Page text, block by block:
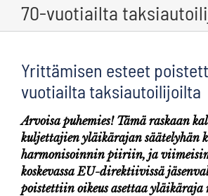
70-vuotiailta
Yrittämisen esteet
vuotiailta taksiautoilijoilta
Arvoisa puhemies! Tämä raskaan
kuljettajien yläikärajan säätelyhän
harmonisoinnin piiriin, ja
koskevassa EU-direktiivissä
poistettiin oikeus asettaa yläikäraja